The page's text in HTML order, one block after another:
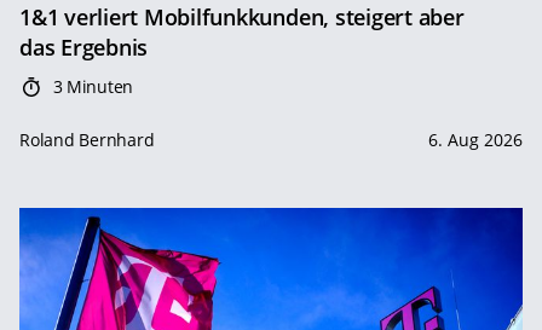
1&1 verliert Mobilfunkkunden, steigert aber
das Ergebnis
3 Minuten
Roland Bernhard 6. Aug 2026